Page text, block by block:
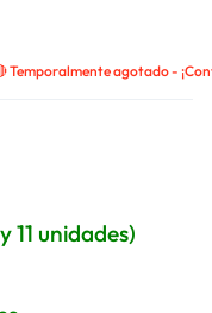
Temporalmente agotado -
11 unidades)